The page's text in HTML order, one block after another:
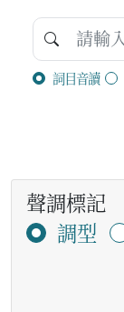
詞目音讀
聲調標記
調型